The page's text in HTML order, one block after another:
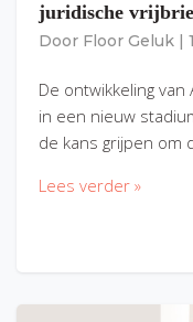
juridische
Door Floor Geluk
De ontwikkeling van
in een nieuw
de kans grijpen om
Lees verder »